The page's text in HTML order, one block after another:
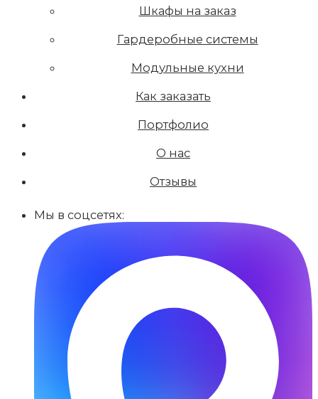
Шкафы на заказ
Гардеробные системы
Модульные кухни
Как заказать
Портфолио
О нас
Отзывы
Мы в соцсетях: